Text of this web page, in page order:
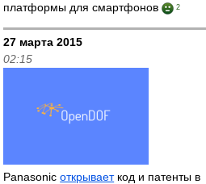
платформы для смартфонов
2
27 марта 2015
02:15
Panasonicоткрываеткод и патенты в